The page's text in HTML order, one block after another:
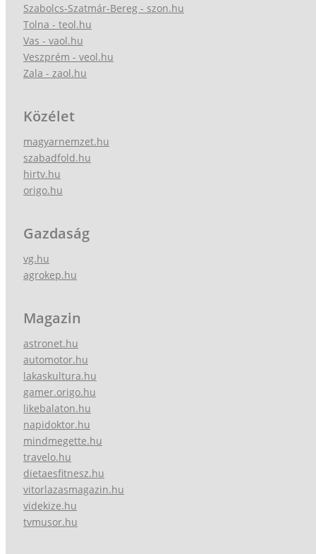
Szabolcs-Szatmár-Bereg - szon.hu
Tolna - teol.hu
Vas - vaol.hu
Veszprém - veol.hu
Zala - zaol.hu
Közélet
magyarnemzet.hu
szabadfold.hu
hirtv.hu
origo.hu
Gazdaság
vg.hu
agrokep.hu
Magazin
astronet.hu
automotor.hu
lakaskultura.hu
gamer.origo.hu
likebalaton.hu
napidoktor.hu
mindmegette.hu
travelo.hu
dietaesfitnesz.hu
vitorlazasmagazin.hu
videkize.hu
tvmusor.hu